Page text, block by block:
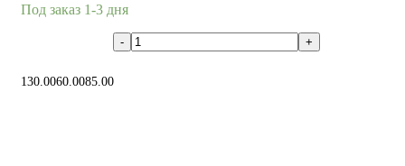
Под заказ 1-3 дня
130.0060.0085.00